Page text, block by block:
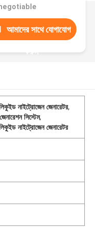
আমাদের সাথে যোগাযোগ
করুন
নাইট্রোজেন জেনারেটর,
সিস্টেম,
নাইট্রোজেন জেনারেটর